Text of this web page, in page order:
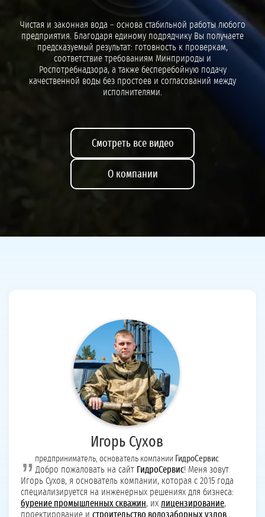
Чистая и законная вода – основа стабильной работы любого
предприятия. Благодаря единому подрядчику Вы получаете
предсказуемый результат: готовность к проверкам,
соответствие требованиям Минприроды и
Роспотребнадзора, а также бесперебойную подачу
качественной воды без простоев и согласований между
исполнителями.
Смотреть все видео
О компании
Добро пожаловать на сайт ГидроСервис! Меня зовут
Игорь Сухов, я основатель компании, которая с 2015 года
специализируется на инженерных решениях для бизнеса:
бурение промышленных скважин, их лицензирование,
проектирование и строительство водозаборных узлов
Игорь Сухов
предприниматель, основатель компании ГидроСервис